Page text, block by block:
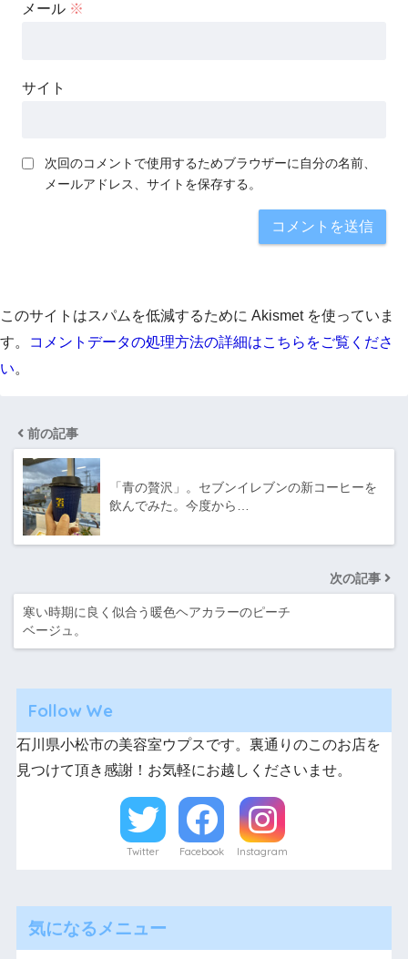
メール ※
サイト
次回のコメントで使用するためブラウザーに自分の名前、
メールアドレス、サイトを保存する。
このサイトはスパムを低減するために Akismet を使っていま
す。
コメントデータの処理方法の詳細はこちらをご覧くださ
い。
前の記事
「青の贅沢」。セブンイレブンの新コーヒーを
飲んでみた。今度から…
次の記事
寒い時期に良く似合う暖色ヘアカラーのピーチ
ベージュ。
Follow We
石川県小松市の美容室ウプスです。裏通りのこのお店を
見つけて頂き感謝！お気軽にお越しくださいませ。
Twitter Facebook Instagram
気になるメニュー